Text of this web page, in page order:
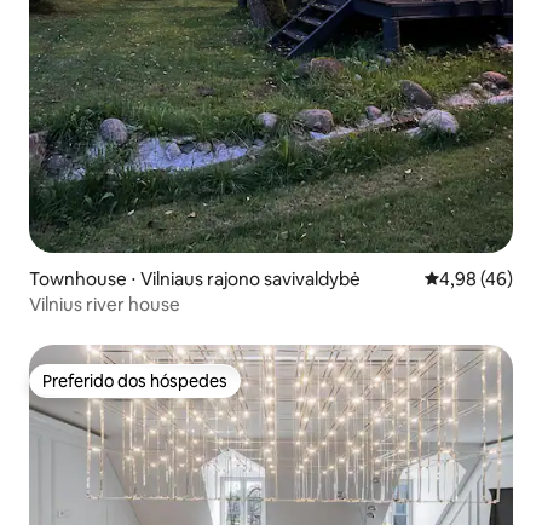
Townhouse ⋅ Vilniaus rajono savivaldybė 4,98 de uma
4,98 (46)
Vilnius river house
Preferido dos hóspedes
Preferido dos hóspedes